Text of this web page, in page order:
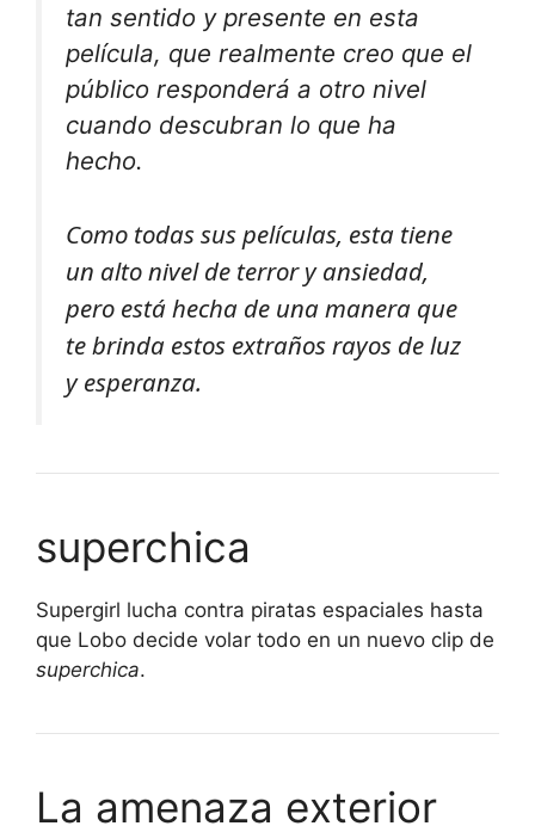
tan sentido y presente en esta
película, que realmente creo que el
público responderá a otro nivel
cuando descubran lo que ha
hecho.
Como todas sus películas, esta tiene
un alto nivel de terror y ansiedad,
pero está hecha de una manera que
te brinda estos extraños rayos de luz
y esperanza.
superchica
Supergirl lucha contra piratas espaciales hasta
que Lobo decide volar todo en un nuevo clip de
superchica.
La amenaza exterior